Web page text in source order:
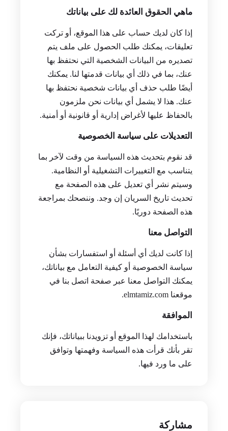
ماهي الحقوق العائدة لك على بياناتك
إذا كان لديك حساب على هذا الموقع، أو تركت
تعليقات، يمكنك طلب الحصول على ملف يتم
تصديره من البيانات الشخصية التي نحتفظ بها
عنك، بما في ذلك أي بيانات قدمتها لنا. يمكنك
أيضًا طلب حذف أي بيانات شخصية نحتفظ بها
عنك. هذا لا يشمل أي بيانات نحن ملزمون
بالحفاظ عليها لأغراض إدارية أو قانونية أو أمنية.
التعديلات على سياسة الخصوصية
قد نقوم بتحديث هذه السياسة من وقت لآخر بما
يتناسب مع التغييرات التشغيلية أو النظامية.
وسيتم نشر أي تعديل على هذه الصفحة مع
تحديث تاريخ السريان إن وجد. وننصحك بمراجعة
هذه الصفحة دوريًا.
التواصل معنا
إذا كانت لديك أي أسئلة أو استفسارات بشأن
سياسة الخصوصية أو كيفية التعامل مع بياناتك،
يمكنك التواصل معنا عبر صفحة اتصل بنا في
موقعنا elmtamiz.com.
الموافقة
باستخدامك لهذا الموقع أو تزويدنا ببياناتك، فإنك
تقر بأنك قرأت هذه السياسة وفهمتها وتوافق
على ما ورد فيها.
مشاركة